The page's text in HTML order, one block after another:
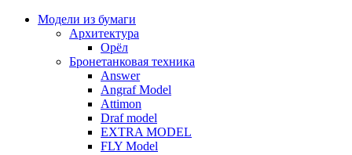
Модели из бумаги
Архитектура
Орёл
Бронетанковая техника
Answer
Angraf Model
Attimon
Draf model
EXTRA MODEL
FLY Model